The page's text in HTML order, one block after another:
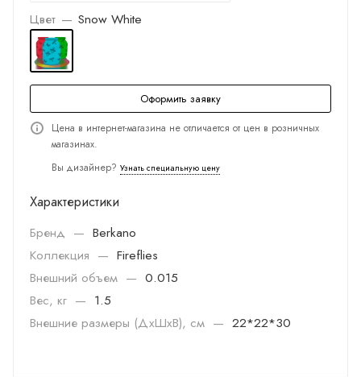
Цвет — Snow White
Оформить заявку
Цена в интернет-магазина не отличается от цен в розничных
магазинах.
Вы дизайнер? Узнать специальную цену
Характеристики
Бренд — Berkano
Коллекция — Fireflies
Внешний объем — 0.015
Вес, кг — 1.5
Внешние размеры (ДхШхВ), см — 22*22*30